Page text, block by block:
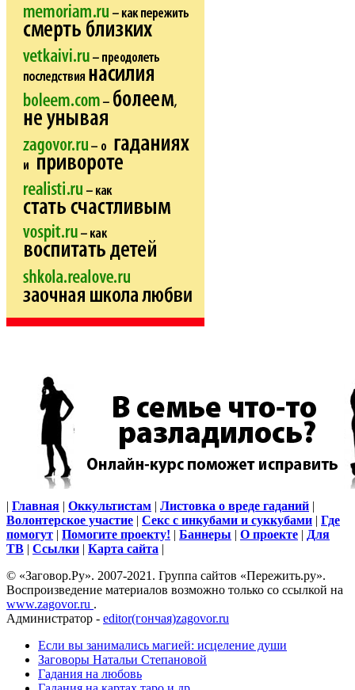
| Главная | Оккультистам | Листовка о вреде гаданий |
Волонтерское участие | Секс с инкубами и суккубами | Где
помогут | Помогите проекту! | Баннеры | О проекте | Для
ТВ | Ссылки | Карта сайта |
© «Заговор.Ру». 2007-2021. Группа сайтов «Пережить.ру».
Воспроизведение материалов возможно только со ссылкой на
www.zagovor.ru .
Администратор - editor(гончая)zagovor.ru
Если вы занимались магией: исцеление души
Заговоры Натальи Степановой
Гадания на любовь